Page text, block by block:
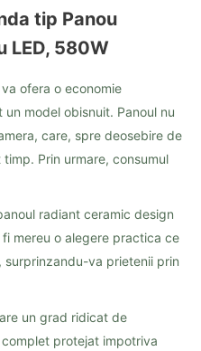
tip Panou
LED, 580W
ofera o economie
model obisnuit. Panoul nu
care, spre deosebire de
Prin urmare, consumul
radiant ceramic design
mereu o alegere practica ce
va prietenii prin
un grad ridicat de
protejat impotriva